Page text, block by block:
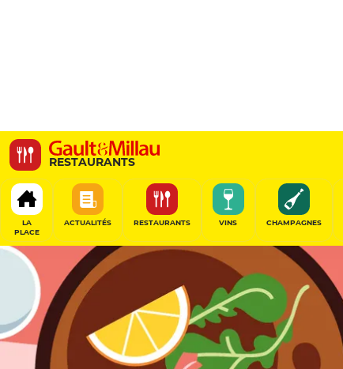
RESTAURANTS
LA
PLACE
ACTUALITÉS RESTAURANTS VINS CHAMPAGNES
Unico
15 Rue Paul Bert, 75011 Paris, France